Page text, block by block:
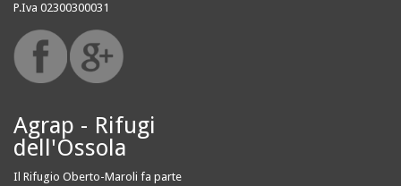
P.Iva 02300300031
Agrap - Rifugi
dell'Ossola
Il Rifugio Oberto-Maroli fa parte